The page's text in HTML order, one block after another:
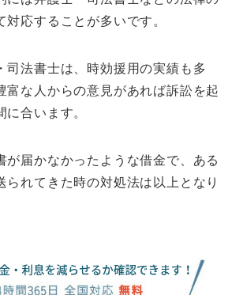
対応することが多いです。
司法書士は、時効援用の実績も多
富な人からの意見があれば訴訟を起
に合います。
が届かなかったような借金で、ある
られてきた時の対処法は以上となり